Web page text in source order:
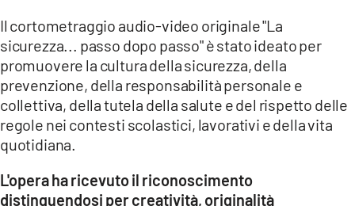
ILREGGINO.IT
COSENZACHANNEL.IT
ILVIBONESE.IT
CATANZAROCHANNEL.IT
Il cortometraggio audio-video originale "La
sicurezza... passo dopo passo" è stato ideato per
promuovere la cultura della sicurezza, della
prevenzione, della responsabilità personale e
collettiva, della tutela della salute e del rispetto delle
regole nei contesti scolastici, lavorativi e della vita
quotidiana.
L'opera ha ricevuto il riconoscimento
distinguendosi per creatività, originalità